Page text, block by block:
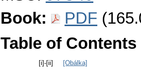
Book:
PDF
Table of Contents
[i]-[ii]
[Obálka]